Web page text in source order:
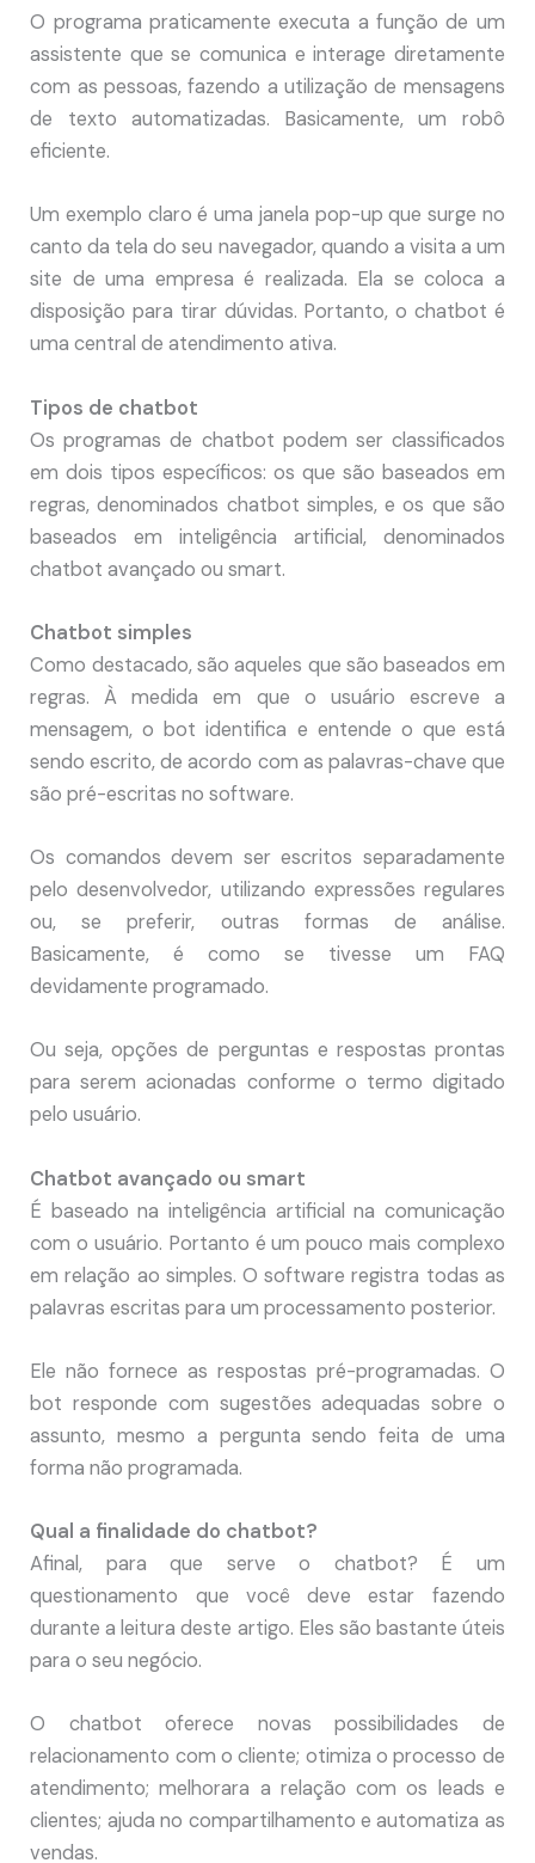
O programa praticamente executa a função de um
assistente que se comunica e interage diretamente
com as pessoas, fazendo a utilização de mensagens
de texto automatizadas. Basicamente, um robô
eficiente.
Um exemplo claro é uma janela pop-up que surge no
canto da tela do seu navegador, quando a visita a um
site de uma empresa é realizada. Ela se coloca a
disposição para tirar dúvidas. Portanto, o chatbot é
uma central de atendimento ativa.
Tipos de chatbot
Os programas de chatbot podem ser classificados
em dois tipos específicos: os que são baseados em
regras, denominados chatbot simples, e os que são
baseados em inteligência artificial, denominados
chatbot avançado ou smart.
Chatbot simples
Como destacado, são aqueles que são baseados em
regras. À medida em que o usuário escreve a
mensagem, o bot identifica e entende o que está
sendo escrito, de acordo com as palavras-chave que
são pré-escritas no software.
Os comandos devem ser escritos separadamente
pelo desenvolvedor, utilizando expressões regulares
ou, se preferir, outras formas de análise.
Basicamente, é como se tivesse um FAQ
devidamente programado.
Ou seja, opções de perguntas e respostas prontas
para serem acionadas conforme o termo digitado
pelo usuário.
Chatbot avançado ou smart
É baseado na inteligência artificial na comunicação
com o usuário. Portanto é um pouco mais complexo
em relação ao simples. O software registra todas as
palavras escritas para um processamento posterior.
Ele não fornece as respostas pré-programadas. O
bot responde com sugestões adequadas sobre o
assunto, mesmo a pergunta sendo feita de uma
forma não programada.
Qual a finalidade do chatbot?
Afinal, para que serve o chatbot? É um
questionamento que você deve estar fazendo
durante a leitura deste artigo. Eles são bastante úteis
para o seu negócio.
O chatbot oferece novas possibilidades de
relacionamento com o cliente; otimiza o processo de
atendimento; melhorara a relação com os leads e
clientes; ajuda no compartilhamento e automatiza as
vendas.